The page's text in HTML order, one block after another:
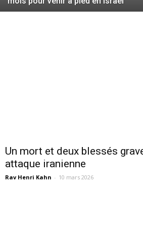
Un mort et deux blessés
attaque iranienne
Rav Henri Kahn - 10 mars 2026